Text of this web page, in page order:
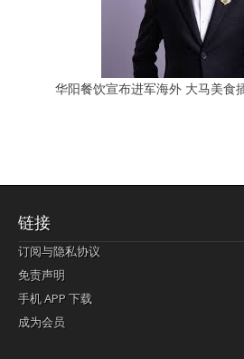
华阳餐饮宣布进军海外 大马美食
链接
订阅与隐私协议
免责声明
手机 APP 下载
成为会员